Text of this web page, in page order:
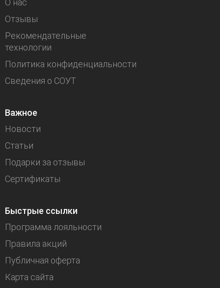
О нас
Отзывы
Рекомендательные
технологии
Политика конфиденциальности
Сведения о СОУТ
Важное
Новости
Статьи
Подарки за отзывы
Сертификаты
Быстрые ссылки
Программа лояльности
Правила акций
Публичная оферта
Карта сайта